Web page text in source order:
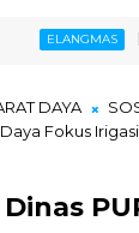
ELANGMAS
DAYA
Fokus